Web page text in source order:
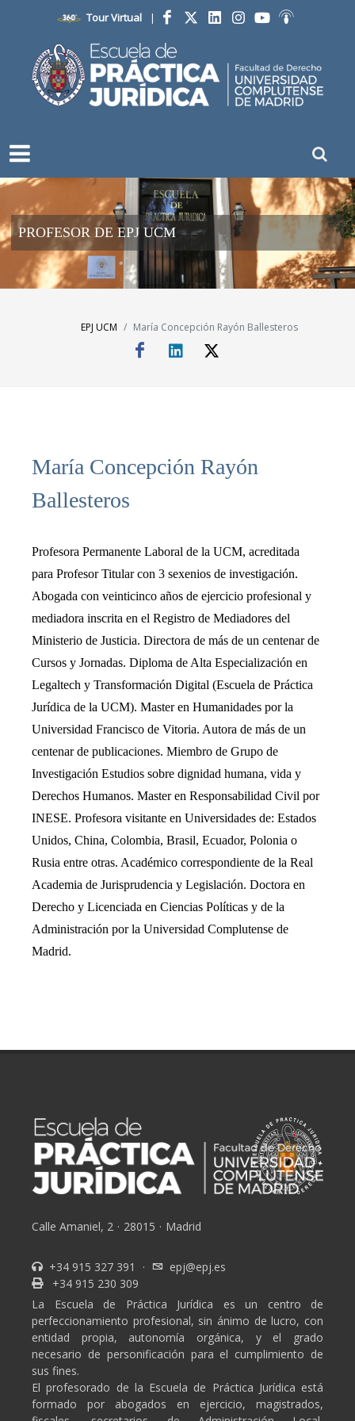
Tour Virtual |
Facebook
PROFESOR DE EPJ UCM
EPJ UCM María Concepción Rayón Ballesteros
María Concepción Rayón
Ballesteros
Profesora Permanente Laboral de la UCM, acreditada
para Profesor Titular con 3 sexenios de investigación.
Abogada con veinticinco años de ejercicio profesional y
mediadora inscrita en el Registro de Mediadores del
Ministerio de Justicia. Directora de más de un centenar de
Cursos y Jornadas. Diploma de Alta Especialización en
Legaltech y Transformación Digital (Escuela de Práctica
Jurídica de la UCM). Master en Humanidades por la
Universidad Francisco de Vitoria. Autora de más de un
centenar de publicaciones. Miembro de Grupo de
Investigación Estudios sobre dignidad humana, vida y
Derechos Humanos. Master en Responsabilidad Civil por
INESE. Profesora visitante en Universidades de: Estados
Unidos, China, Colombia, Brasil, Ecuador, Polonia o
Rusia entre otras. Académico correspondiente de la Real
Academia de Jurisprudencia y Legislación. Doctora en
Derecho y Licenciada en Ciencias Políticas y de la
Administración por la Universidad Complutense de
Madrid.
Calle Amaniel, 2 · 28015 · Madrid
+34 915 327 391 ·
epj@epj.es
+34 915 230 309
La Escuela de Práctica Jurídica es un centro de
perfeccionamiento profesional, sin ánimo de lucro, con
entidad propia, autonomía orgánica, y el grado
necesario de personificación para el cumplimiento de
sus fines.
El profesorado de la Escuela de Práctica Jurídica está
formado por abogados en ejercicio, magistrados,